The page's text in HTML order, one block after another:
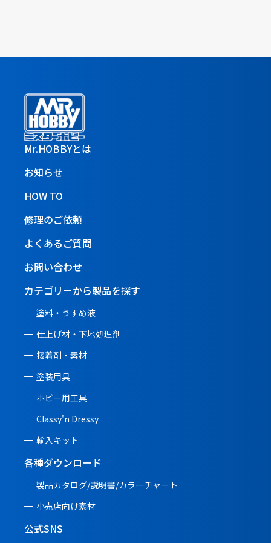
Mr.HOBBYとは
お知らせ
HOW TO
修理のご依頼
よくあるご質問
お問い合わせ
カテゴリーから製品を探す
塗料・うすめ液
仕上げ材・下地処理剤
接着剤・素材
塗装用具
ホビー用工具
Classy'n Dressy
輸入キット
各種ダウンロード
製品カタログ/説明書/カラーチャート
小売店向け素材
公式SNS